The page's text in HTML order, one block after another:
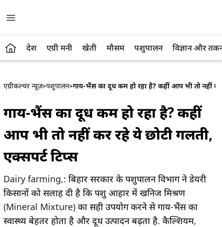
देश एग्री मनी खेती मौसम पशुपालन विज्ञान और
एग्रीकल्चर न्यूज़»पशुपालन»गाय-भैंस का दूध कम हो रहा है? कहीं आप भी तो नहीं कर
गाय-भैंस का दूध कम हो रहा है? कहीं
आप भी तो नहीं कर रहे ये छोटी गलती,
एक्सपर्ट टिप्स
Dairy farming,: बिहार सरकार के पशुपालन विभाग ने डेयरी
किसानों को सलाह दी है कि पशु आहार में खनिज मिश्रण
(Mineral Mixture) का सही उपयोग करने से गाय-भैंस का
स्वास्थ्य बेहतर होता है और दूध उत्पादन बढ़ता है. कैल्शियम,